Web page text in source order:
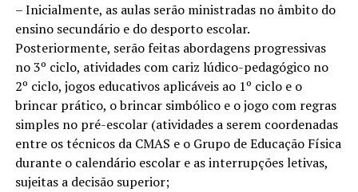
– Inicialmente, as aulas serão ministradas no âmbito do
ensino secundário e do desporto escolar.
Posteriormente, serão feitas abordagens progressivas
no 3º ciclo, atividades com cariz lúdico-pedagógico no
2º ciclo, jogos educativos aplicáveis ao 1º ciclo e o
brincar prático, o brincar simbólico e o jogo com regras
simples no pré-escolar (atividades a serem coordenadas
entre os técnicos da CMAS e o Grupo de Educação Física
durante o calendário escolar e as interrupções letivas,
sujeitas a decisão superior;